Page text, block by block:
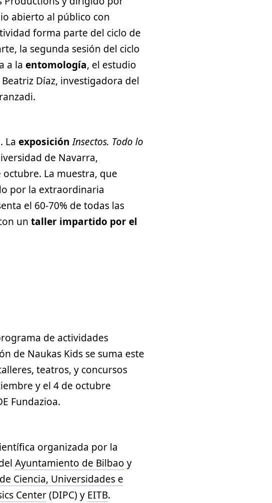
abierto al público con
forma parte del ciclo de
la segunda sesión del ciclo
a la entomología, el estudio
Díaz, investigadora del
La exposiciónInsectos. Todo lo
de Navarra,
La muestra, que
por la extraordinaria
el 60-70% de todas las
un taller impartido por el
de actividades
de Naukas Kids se suma este
teatros, y concursos
y el 4 de octubre
Fundazioa.
organizada por la
Ayuntamiento de Bilbao y
Ciencia, Universidades e
Center(DIPC) y EITB.